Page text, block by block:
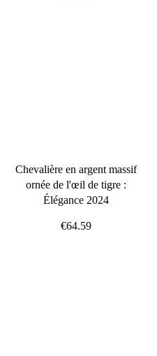
Chevalière en argent massif
ornée de l'œil de tigre :
Élégance 2024
€64.59